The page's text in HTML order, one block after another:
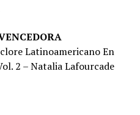
Latinoamericano En
2 – Natalia Lafourcade